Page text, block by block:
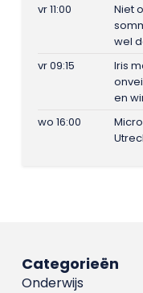
vr 11:00
Niet
wel
vr 09:15
Iris
en
wo 16:00
Categorieën
Onderwijs